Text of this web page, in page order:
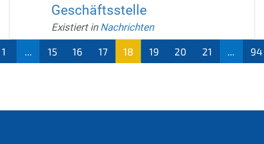
Geschäftsstelle
Existiert in Nachrichten
1 15 16 17
18
19 20 21 94